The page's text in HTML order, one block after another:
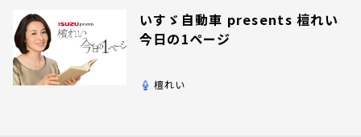
いすゞ自動車 presents 檀れい
今日の1ページ
檀れい